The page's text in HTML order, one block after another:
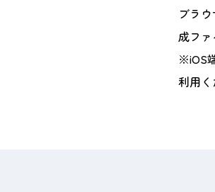
ブラ
成ファ
※iOS
利用く